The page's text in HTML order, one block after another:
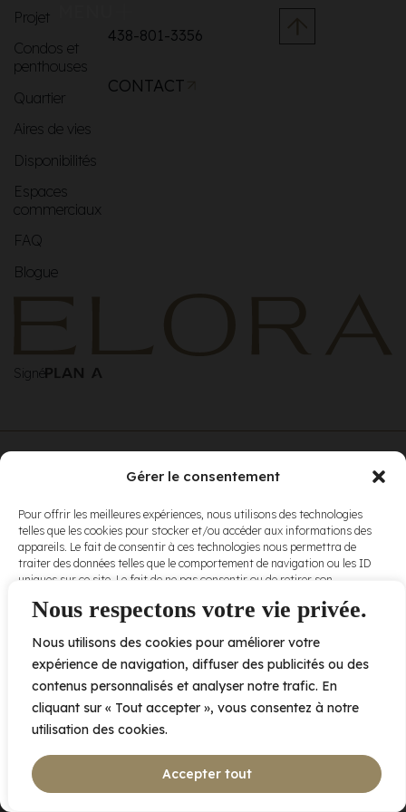
Nous respectons votre vie privée.
Nous utilisons des cookies pour améliorer votre
expérience de navigation, diffuser des publicités ou des
contenus personnalisés et analyser notre trafic. En
cliquant sur « Tout accepter », vous consentez à notre
utilisation des cookies.
Accepter tout
Gérer le consentement
Pour offrir les meilleures expériences, nous utilisons des technologies
telles que les cookies pour stocker et/ou accéder aux informations des
appareils. Le fait de consentir à ces technologies nous permettra de
traiter des données telles que le comportement de navigation ou les ID
uniques sur ce site. Le fait de ne pas consentir ou de retirer son
et fonctions.
Accepter
Refuser
Projet
Condos et
penthouses
Quartier
Aires de vies
Disponibilités
Espaces
commerciaux
FAQ
Blogue
438-801-3356
CONTACT
Signé
conditions
d’utilisationet
nospolitiques
de
confidentialité .
2005 av. de Bois-de-Boulogne, Laval QC H7N 0J7